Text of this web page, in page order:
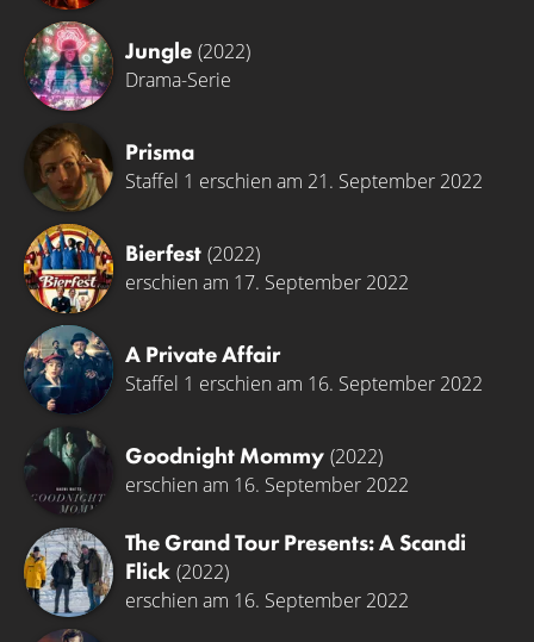
Jungle (2022)
Drama-Serie
Prisma
Staffel 1 erschien am 21. September 2022
Bierfest (2022)
erschien am 17. September 2022
A Private Affair
Staffel 1 erschien am 16. September 2022
Goodnight Mommy (2022)
erschien am 16. September 2022
The Grand Tour Presents: A Scandi
Flick (2022)
erschien am 16. September 2022